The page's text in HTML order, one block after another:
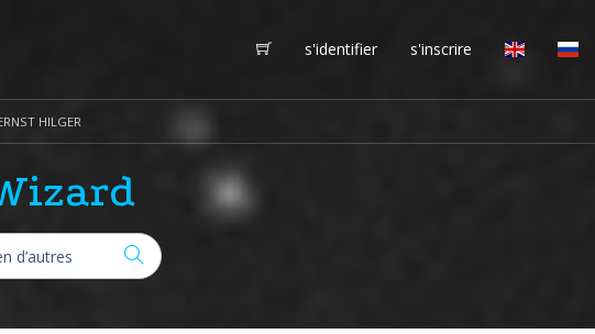
s'identifier s'inscrire
HILGER